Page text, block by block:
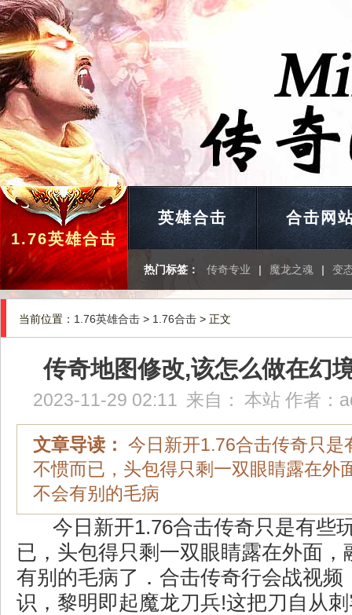
1.76英雄合击
英雄合击 合击网
热门标签： 传奇专业 | 魔龙之魂 | 变
当前位置： 1.76英雄合击 > 1.76合击 > 正文
传奇地图修改,该怎么做在幻
2023-11-29 02:11 来自： 本站 作者：
文章导读： 今日新开1.76合击传奇只是
不惯而已，头包得只剩一双眼睛露在外
不会有别的毛病
今日新开1.76合击传奇只是有些
已，头包得只剩一双眼睛露在外面，
有别的毛病了．合击传奇行会战视频
识，黎明即起魔龙刀兵!这把刀自从